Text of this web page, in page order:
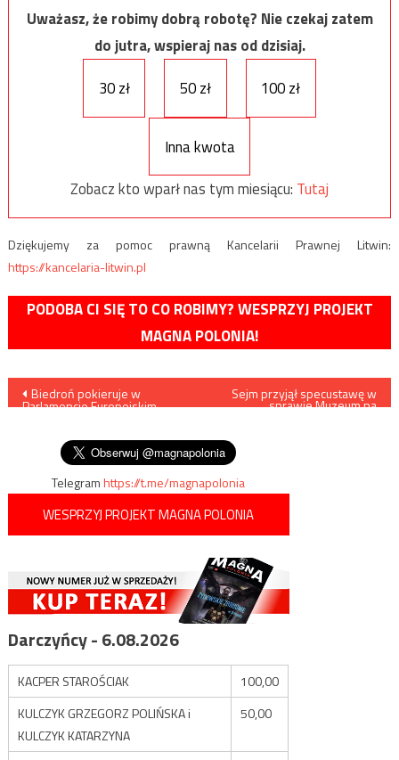
Uważasz, że robimy dobrą robotę? Nie czekaj zatem
do jutra, wspieraj nas od dzisiaj.
30 zł
50 zł 100 zł
Inna kwota
Zobacz kto wparł nas tym miesiącu: Tutaj
Dziękujemy za pomoc prawną Kancelarii Prawnej Litwin:
https://kancelaria-litwin.pl
PODOBA CI SIĘ TO CO ROBIMY? WESPRZYJ PROJEKT
MAGNA POLONIA!
Nawigacja
Biedroń pokieruje w
Parlamencie Europejskim
Sejm przyjął specustawę w
sprawie Muzeum na
Telegramhttps://t.me/magnapolonia
WESPRZYJ PROJEKT MAGNA POLONIA
Darczyńcy - 6.08.2026
KACPER STAROŚCIAK
100,00
KULCZYK GRZEGORZ POLIŃSKA i
KULCZYK KATARZYNA
50,00